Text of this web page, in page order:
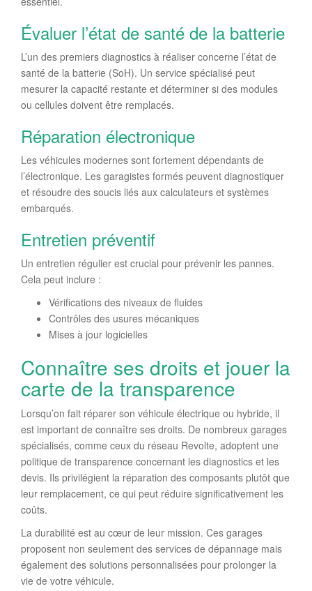
Évaluer l’état de santé de la batterie
L’un des premiers diagnostics à réaliser concerne l’état de
santé de la batterie (SoH). Un service spécialisé peut
mesurer la capacité restante et déterminer si des modules
ou cellules doivent être remplacés.
Réparation électronique
Les véhicules modernes sont fortement dépendants de
l’électronique. Les garagistes formés peuvent diagnostiquer
et résoudre des soucis liés aux calculateurs et systèmes
embarqués.
Entretien préventif
Un entretien régulier est crucial pour prévenir les pannes.
Cela peut inclure :
Vérifications des niveaux de fluides
Contrôles des usures mécaniques
Mises à jour logicielles
Connaître ses droits et jouer la
carte de la transparence
Lorsqu’on fait réparer son véhicule électrique ou hybride, il
est important de connaître ses droits. De nombreux garages
spécialisés, comme ceux du réseau Revolte, adoptent une
politique de transparence concernant les diagnostics et les
devis. Ils privilégient la réparation des composants plutôt que
leur remplacement, ce qui peut réduire significativement les
coûts.
La durabilité est au cœur de leur mission. Ces garages
proposent non seulement des services de dépannage mais
également des solutions personnalisées pour prolonger la
vie de votre véhicule.